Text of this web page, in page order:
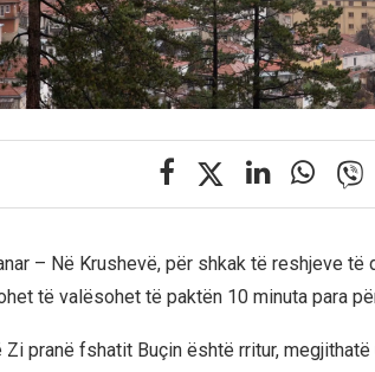
– Në Krushevë, për shkak të reshjeve
të valësohet të paktën 10 minuta para
Zi pranë fshatit Buçin është rritur,